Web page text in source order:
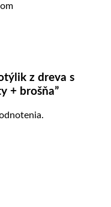
z dreva s
+ brošňa”